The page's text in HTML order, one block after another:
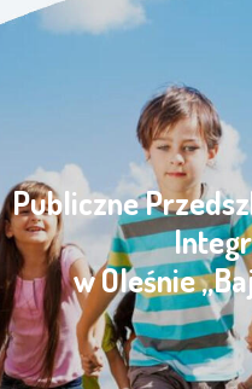
Publiczne
w Oleśnie